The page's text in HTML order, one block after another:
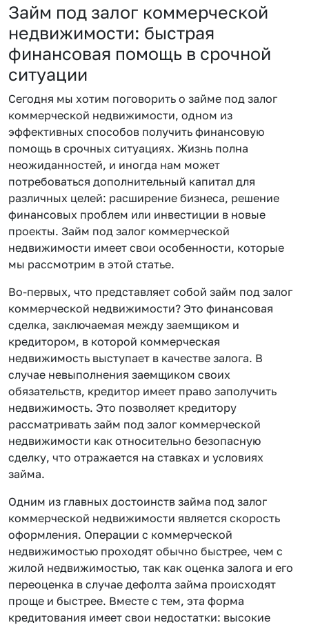
Займ под залог коммерческой
недвижимости: быстрая
финансовая помощь в срочной
ситуации
Сегодня мы хотим поговорить о займе под залог
коммерческой недвижимости, одном из
эффективных способов получить финансовую
помощь в срочных ситуациях. Жизнь полна
неожиданностей, и иногда нам может
потребоваться дополнительный капитал для
различных целей: расширение бизнеса, решение
финансовых проблем или инвестиции в новые
проекты. Займ под залог коммерческой
недвижимости имеет свои особенности, которые
мы рассмотрим в этой статье.
Во-первых, что представляет собой займ под залог
коммерческой недвижимости? Это финансовая
сделка, заключаемая между заемщиком и
кредитором, в которой коммерческая
недвижимость выступает в качестве залога. В
случае невыполнения заемщиком своих
обязательств, кредитор имеет право заполучить
недвижимость. Это позволяет кредитору
рассматривать займ под залог коммерческой
недвижимости как относительно безопасную
сделку, что отражается на ставках и условиях
займа.
Одним из главных достоинств займа под залог
коммерческой недвижимости является скорость
оформления. Операции с коммерческой
недвижимостью проходят обычно быстрее, чем с
жилой недвижимостью, так как оценка залога и его
переоценка в случае дефолта займа происходят
проще и быстрее. Вместе с тем, эта форма
кредитования имеет свои недостатки: высокие